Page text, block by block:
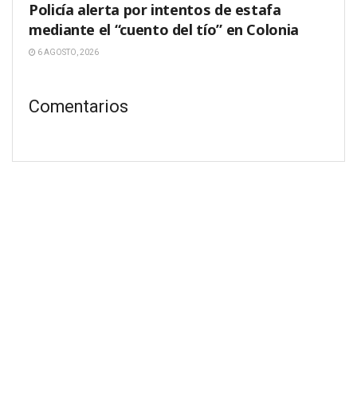
Policía alerta por intentos de estafa
mediante el “cuento del tío” en Colonia
6 AGOSTO, 2026
Comentarios